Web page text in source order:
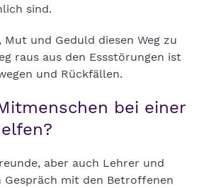
sind.
und Geduld diesen Weg zu
raus aus den Essstörungen ist
und Rückfällen.
bei einer
aber auch Lehrer und
Gespräch mit den Betroffenen